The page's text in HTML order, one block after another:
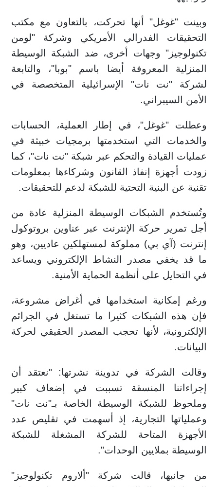
وبينت "غوغل" أنها تحركت، بالتعاون مع مكتب
التحقيقات الفدرالي الأمريكي وشركة "لومن
تكنولوجيز" وجهات أخرى، ضد الشبكة الوسيطة
المنزلية المعروفة أيضا باسم "بوبا"، والتابعة
لشركة "نت نات" الإسرائيلية المتخصصة في
الأمن السيبراني.
وعطلت "غوغل"، في إطار العملية، الحسابات
والخدمات التي استخدمتها برمجيات خبيثة في
عمليات القيادة والتحكم عبر شبكة "نت نات"، كما
زودت أجهزة إنفاذ القانون وشركاءها بمعلومات
تقنية عن البنية التحتية للشبكة لدعم للتحقيقات.
وتُستخدم الشبكات الوسيطة المنزلية عادة من
أجل تمرير حركة الإنترنت عبر عناوين بروتوكول
إنترنت (آي بي) مملوكة لمستهلكين عاديين، وهو
ما قد يخفي مصدر النشاط الإلكتروني ويساعد
في التحايل على أنظمة الحماية الأمنية.
ورغم إمكانية استخدامها في أغراض مشروعة،
فإن هذه الشبكات كثيرا ما تستغل في الجرائم
الإلكترونية، لأنها تحجب المصدر الحقيقي لحركة
البيانات.
وقالت الشركة في تدوينة نشرتها: "نعتقد أن
إجراءاتنا المنسقة تسببت في إضعاف كبير
وملحوظ للشبكة الوسيطة الخاصة بـ"نت نات"
وعملياتها التجارية، إذ أسهمت في تقليص عدد
الأجهزة المتاحة للشركة المشغلة للشبكة
الوسيطة بملايين الوحدات".
من جانبها، قالت شركة "ألاروم تكنولوجيز"